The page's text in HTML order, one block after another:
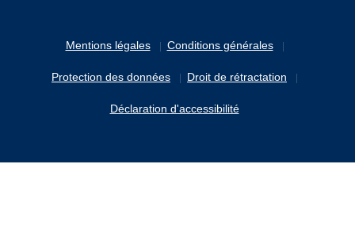
Mentions légales Conditions générales
Protection des données Droit de rétractation
Déclaration d'accessibilité